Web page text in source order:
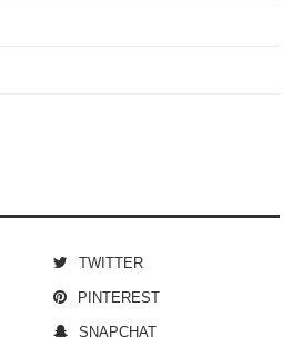
TWITTER
PINTEREST
SNAPCHAT